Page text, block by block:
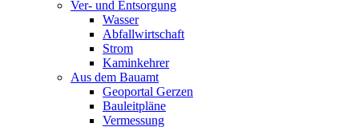
Ver- und Entsorgung
Wasser
Abfallwirtschaft
Strom
Kaminkehrer
Aus dem Bauamt
Geoportal Gerzen
Bauleitpläne
Vermessung